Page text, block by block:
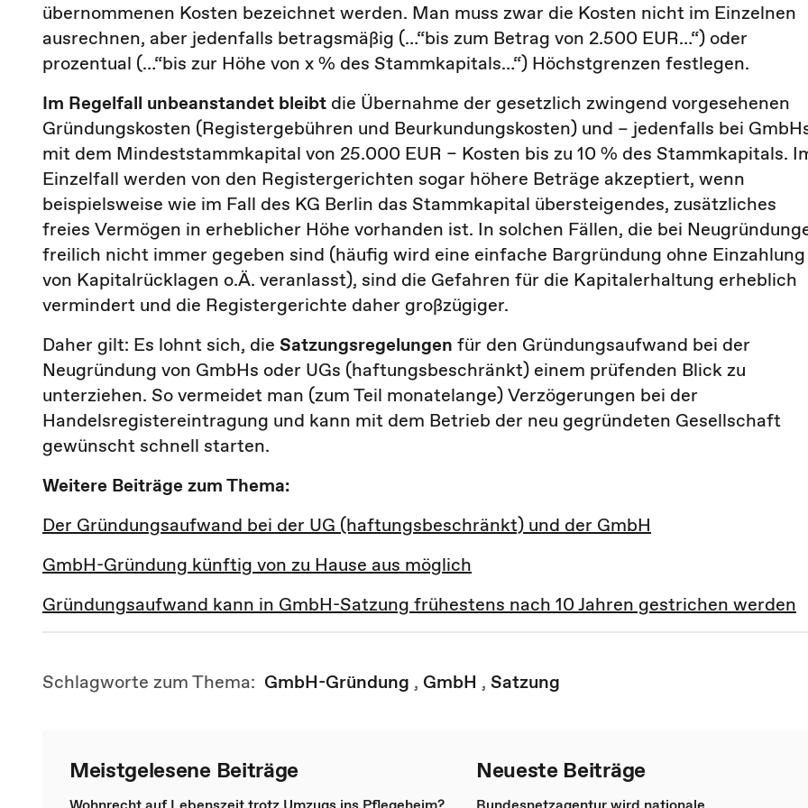
übernommenen Kosten bezeichnet werden. Man muss zwar die Kosten nicht im Einzelnen
ausrechnen, aber jedenfalls betragsmäßig (…“bis zum Betrag von 2.500 EUR…“) oder
prozentual (…“bis zur Höhe von x % des Stammkapitals…“) Höchstgrenzen festlegen.
Im Regelfall unbeanstandet bleibt die Übernahme der gesetzlich zwingend vorgesehenen
Gründungskosten (Registergebühren und Beurkundungskosten) und – jedenfalls bei
mit dem Mindeststammkapital von 25.000 EUR – Kosten bis zu 10 % des Stammkapitals.
Einzelfall werden von den Registergerichten sogar höhere Beträge akzeptiert, wenn
beispielsweise wie im Fall des KG Berlin das Stammkapital übersteigendes, zusätzliches
freies Vermögen in erheblicher Höhe vorhanden ist. In solchen Fällen, die bei
freilich nicht immer gegeben sind (häufig wird eine einfache Bargründung ohne Einzahlung
von Kapitalrücklagen o.Ä. veranlasst), sind die Gefahren für die Kapitalerhaltung erheblich
vermindert und die Registergerichte daher großzügiger.
Daher gilt: Es lohnt sich, die Satzungsregelungen für den Gründungsaufwand bei der
Neugründung von GmbHs oder UGs (haftungsbeschränkt) einem prüfenden Blick zu
unterziehen. So vermeidet man (zum Teil monatelange) Verzögerungen bei der
Handelsregistereintragung und kann mit dem Betrieb der neu gegründeten Gesellschaft
gewünscht schnell starten.
Weitere Beiträge zum Thema:
Der Gründungsaufwand bei der UG (haftungsbeschränkt) und der GmbH
GmbH-Gründung künftig von zu Hause aus möglich
Gründungsaufwand kann in GmbH-Satzung frühestens nach 10 Jahren gestrichen werden
Schlagworte zum Thema: GmbH-Gründung , GmbH , Satzung
Meistgelesene Beiträge Neueste Beiträge